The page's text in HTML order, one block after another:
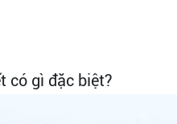
có gì đặc biệt?